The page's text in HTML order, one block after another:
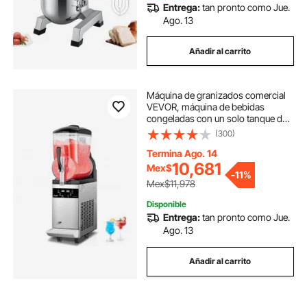
Entrega:tan pronto como Jue.
Ago. 13
Añadir al carrito
Máquina de granizados comercial
VEVOR, máquina de bebidas
congeladas con un solo tanque de
12 L, máquina de acero inoxidable
para preparar 48 tazas de
margaritas, batidos y bebidas
congeladas, ideal para fiestas en
casa, restaurantes, cafeterías y
bares.
(300)
Termina Ago. 14
Mex$10,681
Mex$11,978
-11%
Disponible
Entrega:tan pronto como Jue.
Ago. 13
Añadir al carrito